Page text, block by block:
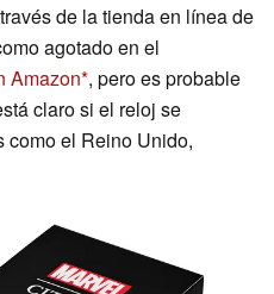
de la tienda en línea de
agotado en el
Amazon , pero es probable
claro si el reloj se
como el Reino Unido,